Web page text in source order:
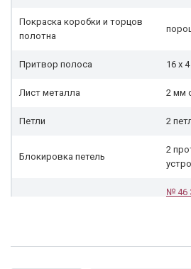
Покраска коробки и торцов
полотна
Притвор полоса 16 х
Лист металла 2 мм
Петли 2
Блокировка петель
2
№ 46
Личина